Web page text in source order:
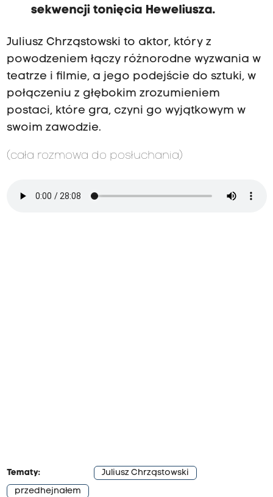
sekwencji tonięcia Heweliusza.
Juliusz Chrząstowski to aktor, który z
powodzeniem łączy różnorodne wyzwania w
teatrze i filmie, a jego podejście do sztuki, w
połączeniu z głębokim zrozumieniem
postaci, które gra, czyni go wyjątkowym w
swoim zawodzie.
(cała rozmowa do posłuchania)
Tematy:
Juliusz Chrząstowski
przedhejnałem